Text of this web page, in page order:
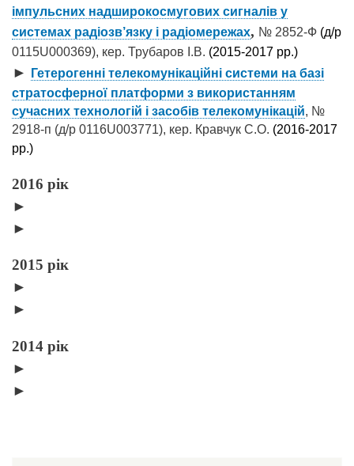
імпульсних надширокосмугових сигналів у
системах радіозв’язку і радіомережах, № 2852-Ф (д/р
0115U000369), кер. Трубаров І.В. (2015-2017 рр.)
►
Гетерогенні телекомунікаційні системи на базі
стратосферної платформи з використанням
сучасних технологій і засобів телекомунікацій, №
2918-п (д/р 0116U003771), кер. Кравчук С.О. (2016-2017
рр.)
2016 рік
►
►
2015 рік
►
►
2014 рік
►
►